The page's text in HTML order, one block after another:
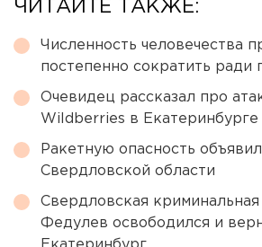
ЧИТАЙТЕ ТАКЖЕ:
Численность человечества
постепенно сократить ради
Очевидец рассказал про
Wildberries в Екатеринбурге
Ракетную опасность
Свердловской области
Свердловская
Федулев освободился и